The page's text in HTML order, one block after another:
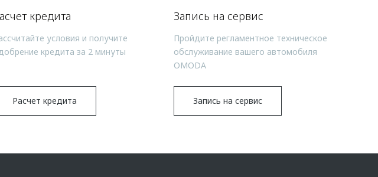
кредита
условия и получите
кредита за 2 минуты
Расчет кредита
Запись на сервис
Пройдите регламентное техническое
обслуживание вашего автомобиля
OMODA
Запись на сервис